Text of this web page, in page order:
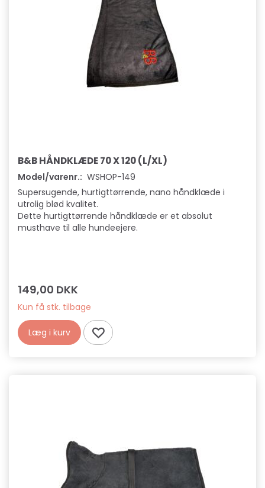
B&B HÅNDKLÆDE 70 X 120 (L/XL)
Model/varenr.: WSHOP-149
Supersugende, hurtigttørrende, nano håndklæde i
utrolig blød kvalitet.
Dette hurtigttørrende håndklæde er et absolut
musthave til alle hundeejere.
149,00 DKK
Kun få stk. tilbage
Læg i kurv